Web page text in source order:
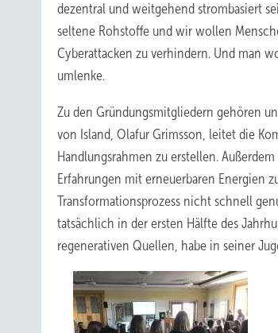
dezentral und weitgehend strombasiert
seltene Rohstoffe und wir wollen
Cyberattacken zu verhindern. Und man
umlenke.
Zu den Gründungsmitgliedern gehören
von Island, Olafur Grimsson, leitet die
Handlungsrahmen zu erstellen.
Erfahrungen mit erneuerbaren Energien
Transformationsprozess nicht schnell
tatsächlich in der ersten Hälfte des
regenerativen Quellen, habe in seiner